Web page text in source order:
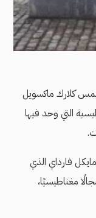
كلارك ماكسويل
التي وحد فيها
فارداي الذي
مغناطيسيًا،